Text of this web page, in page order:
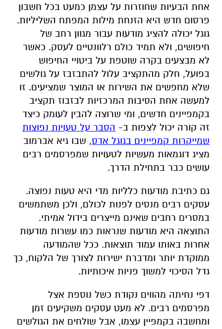
אחת הבעיות שחוזרות על עצמן כמעט בכל חשבון
פרסום חדש היא הזנחת מילות המפתח השליליות.
גוגל יכולה להציג מודעות עבור מגוון רחב של
חיפושים, ולא תמיד כולם רלוונטיים לעסק. כאשר
לא מבצעים בקרה שוטפת על ביטויי החיפוש
בפועל, חלק מהתקציב עלול להתבזבז על גולשים
שלא מחפשים את השירות או המוצר שמציעים. זו
למעשה אחת הסיבות המרכזיות לבזבוז תקציב
בקמפיינים חדשים, ומי שרוצה להבין לעומק כיצד
זה קורה יכול לצפות ב- הסבר על טעויות נפוצות
שמייקרות קמפיינים בגוגל אדס, שבו גיא אברמוב
מציג דוגמאות מעשיות לטעויות שמפרסמים רבים
עושים כבר בתחילת הדרך.
גם כתיבת מודעות כלליות מדי היא טעות נפוצה.
עסקים רבים מנסים לפנות לכולם, ולכן משתמשים
במסרים רחבים שאינם מייצרים בידול אמיתי.
התוצאה היא מודעות שנראות כמו עשרות מודעות
אחרות באותו עמוד תוצאות. ככל שהמודעה
ממוקדת יותר ומדברת ישירות לצורך של הלקוח, כך
גדל הסיכוי למשוך פניות איכותיות.
דפי נחיתה מהווים נקודת כשל נוספת אצל
מפרסמים רבים. לא מעט עסקים משקיעים זמן
ומחשבה בקמפיין עצמו, אבל שולחים את הגולשים